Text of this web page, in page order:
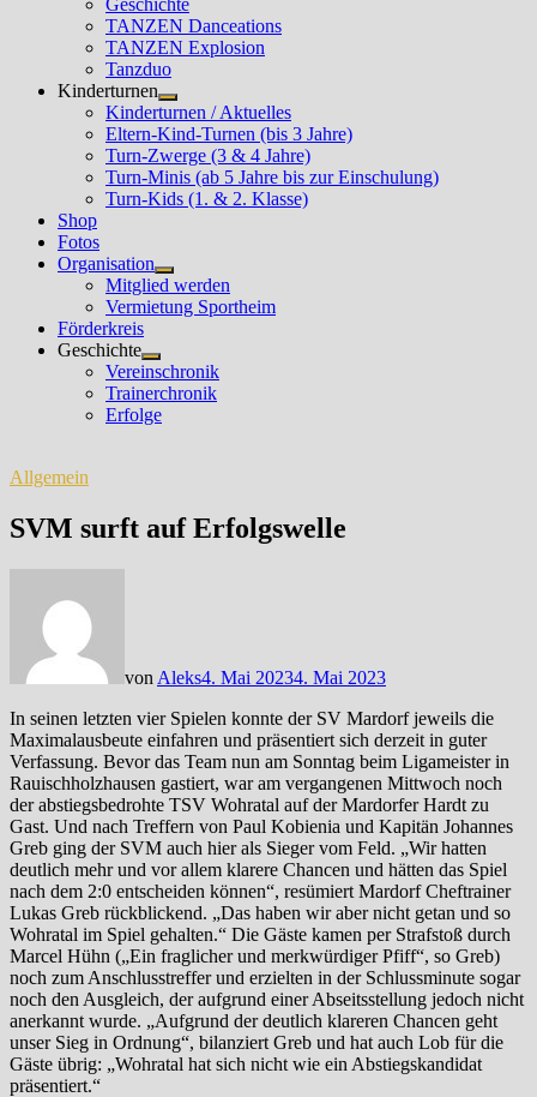
Geschichte
TANZEN Danceations
TANZEN Explosion
Tanzduo
Kinderturnen
Untermenü
anzeigen
Kinderturnen / Aktuelles
Eltern-Kind-Turnen (bis 3 Jahre)
Turn-Zwerge (3 & 4 Jahre)
Turn-Minis (ab 5 Jahre bis zur Einschulung)
Turn-Kids (1. & 2. Klasse)
Shop
Fotos
Organisation
Untermenü
anzeigen
Mitglied werden
Vermietung Sportheim
Förderkreis
Geschichte
Untermenü
anzeigen
Vereinschronik
Trainerchronik
Erfolge
Allgemein
SVM surft auf Erfolgswelle
von Aleks4. Mai 20234. Mai 2023
In seinen letzten vier Spielen konnte der SV Mardorf jeweils die
Maximalausbeute einfahren und präsentiert sich derzeit in guter
Verfassung. Bevor das Team nun am Sonntag beim Ligameister in
Rauischholzhausen gastiert, war am vergangenen Mittwoch noch
der abstiegsbedrohte TSV Wohratal auf der Mardorfer Hardt zu
Gast. Und nach Treffern von Paul Kobienia und Kapitän Johannes
Greb ging der SVM auch hier als Sieger vom Feld. „Wir hatten
deutlich mehr und vor allem klarere Chancen und hätten das Spiel
nach dem 2:0 entscheiden können“, resümiert Mardorf Cheftrainer
Lukas Greb rückblickend. „Das haben wir aber nicht getan und so
Wohratal im Spiel gehalten.“ Die Gäste kamen per Strafstoß durch
Marcel Hühn („Ein fraglicher und merkwürdiger Pfiff“, so Greb)
noch zum Anschlusstreffer und erzielten in der Schlussminute sogar
noch den Ausgleich, der aufgrund einer Abseitsstellung jedoch nicht
anerkannt wurde. „Aufgrund der deutlich klareren Chancen geht
unser Sieg in Ordnung“, bilanziert Greb und hat auch Lob für die
Gäste übrig: „Wohratal hat sich nicht wie ein Abstiegskandidat
präsentiert.“